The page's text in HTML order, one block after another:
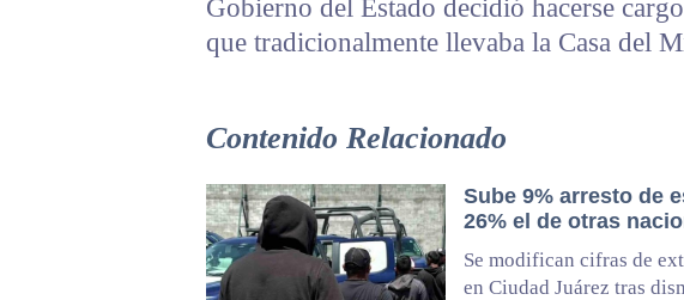
Gobierno del Estado decidió hacerse
que tradicionalmente llevaba la Casa del
Contenido Relacionado
Sube 9% arresto de
26% el de otras
Se modifican cifras de
en Ciudad Juárez tras